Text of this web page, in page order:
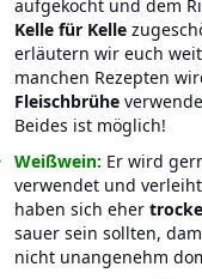
aufgekocht und dem
Kelle für Kelle
erläutern wir euch
manchen Rezepten
Fleischbrühe
Beides ist möglich!
Weißwein: Er wird
verwendet und
haben sich eher
sauer sein sollten,
nicht unangenehm